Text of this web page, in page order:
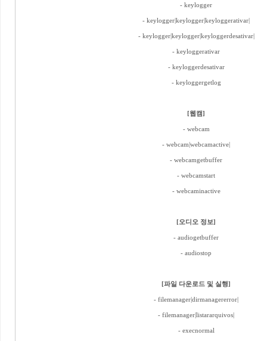
- keylogger
- keylogger|keylogger|keyloggerativar|
- keylogger|keylogger|keyloggerdesativar|
- keyloggerativar
- keyloggerdesativar
- keyloggergetlog
[웹캠]
- webcam
- webcam|webcamactive|
- webcamgetbuffer
- webcamstart
- webcaminactive
[오디오 정보]
- audiogetbuffer
- audiostop
[파일 다운로드 및 실행]
- filemanager|dirmanagererror|
- filemanager|listararquivos|
- execnormal